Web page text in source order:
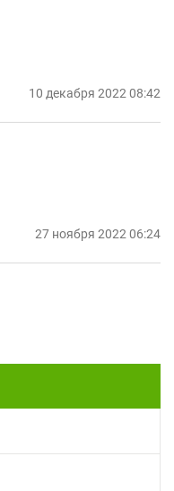
10 декабря 2022 08:42
27 ноября 2022 06:24